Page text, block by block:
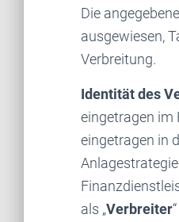
Die
ausgewiesen,
Verbreitung.
Identität des
eingetragen im
eingetragen in
als „Verbreiter